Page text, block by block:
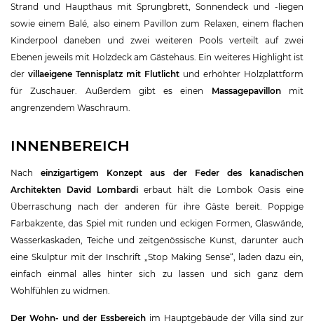
Strand und Haupthaus mit Sprungbrett, Sonnendeck und -liegen
sowie einem Balé, also einem Pavillon zum Relaxen, einem flachen
Kinderpool daneben und zwei weiteren Pools verteilt auf zwei
Ebenen jeweils mit Holzdeck am Gästehaus. Ein weiteres Highlight ist
der villaeigene Tennisplatz mit Flutlicht und erhöhter Holzplattform
für Zuschauer. Außerdem gibt es einen Massagepavillonmit
angrenzendem Waschraum.
INNENBEREICH
Nach einzigartigem Konzept aus der Feder des kanadischen
Architekten David Lombardierbaut hält die Lombok Oasis eine
Überraschung nach der anderen für ihre Gäste bereit. Poppige
Farbakzente, das Spiel mit runden und eckigen Formen, Glaswände,
Wasserkaskaden, Teiche und zeitgenössische Kunst, darunter auch
eine Skulptur mit der Inschrift „Stop Making Sense“, laden dazu ein,
einfach einmal alles hinter sich zu lassen und sich ganz dem
Wohlfühlen zu widmen.
Der Wohn- und der Essbereich im Hauptgebäude der Villa sind zur